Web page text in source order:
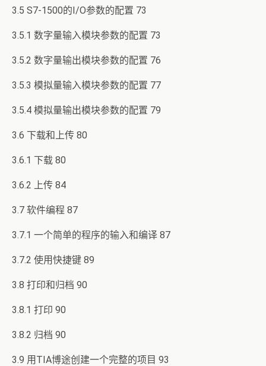
3.5 S7-1500的I/O参数的配置 73
3.5.1 数字量输入模块参数的配置 73
3.5.2 数字量输出模块参数的配置 76
3.5.3 模拟量输入模块参数的配置 77
3.5.4 模拟量输出模块参数的配置 79
3.6 下载和上传 80
3.6.1 下载 80
3.6.2 上传 84
3.7 软件编程 87
3.7.1 一个简单的程序的输入和编译 87
3.7.2 使用快捷键 89
3.8 打印和归档 90
3.8.1 打印 90
3.8.2 归档 90
3.9 用TIA博途创建一个完整的项目 93